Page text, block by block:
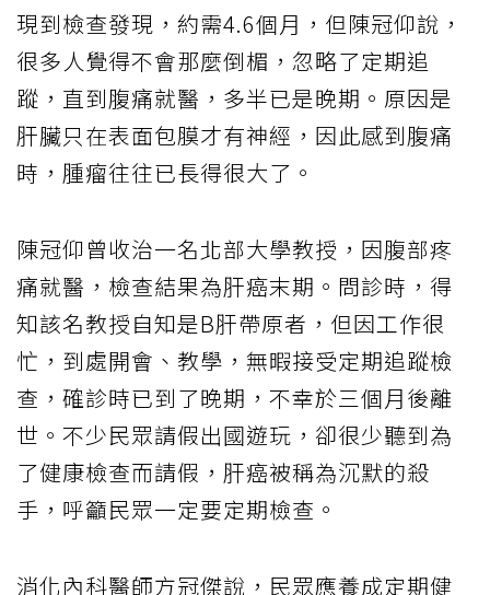
現到檢查發現，約需4.6個月，但陳冠仰說，
很多人覺得不會那麼倒楣，忽略了定期追
蹤，直到腹痛就醫，多半已是晚期。原因是
肝臟只在表面包膜才有神經，因此感到腹痛
時，腫瘤往往已長得很大了。
陳冠仰曾收治一名北部大學教授，因腹部疼
痛就醫，檢查結果為肝癌末期。問診時，得
知該名教授自知是B肝帶原者，但因工作很
忙，到處開會、教學，無暇接受定期追蹤檢
查，確診時已到了晚期，不幸於三個月後離
世。不少民眾請假出國遊玩，卻很少聽到為
了健康檢查而請假，肝癌被稱為沉默的殺
手，呼籲民眾一定要定期檢查。
消化內科醫師方冠傑說，民眾應養成定期健